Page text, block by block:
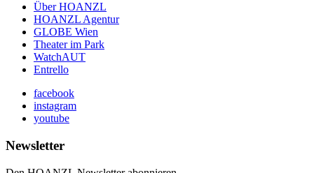
Über HOANZL
HOANZL Agentur
GLOBE Wien
Theater im Park
WatchAUT
Entrello
facebook
instagram
youtube
Newsletter